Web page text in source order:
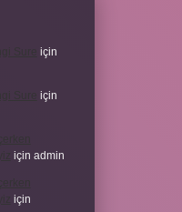
için
için
için admin
için